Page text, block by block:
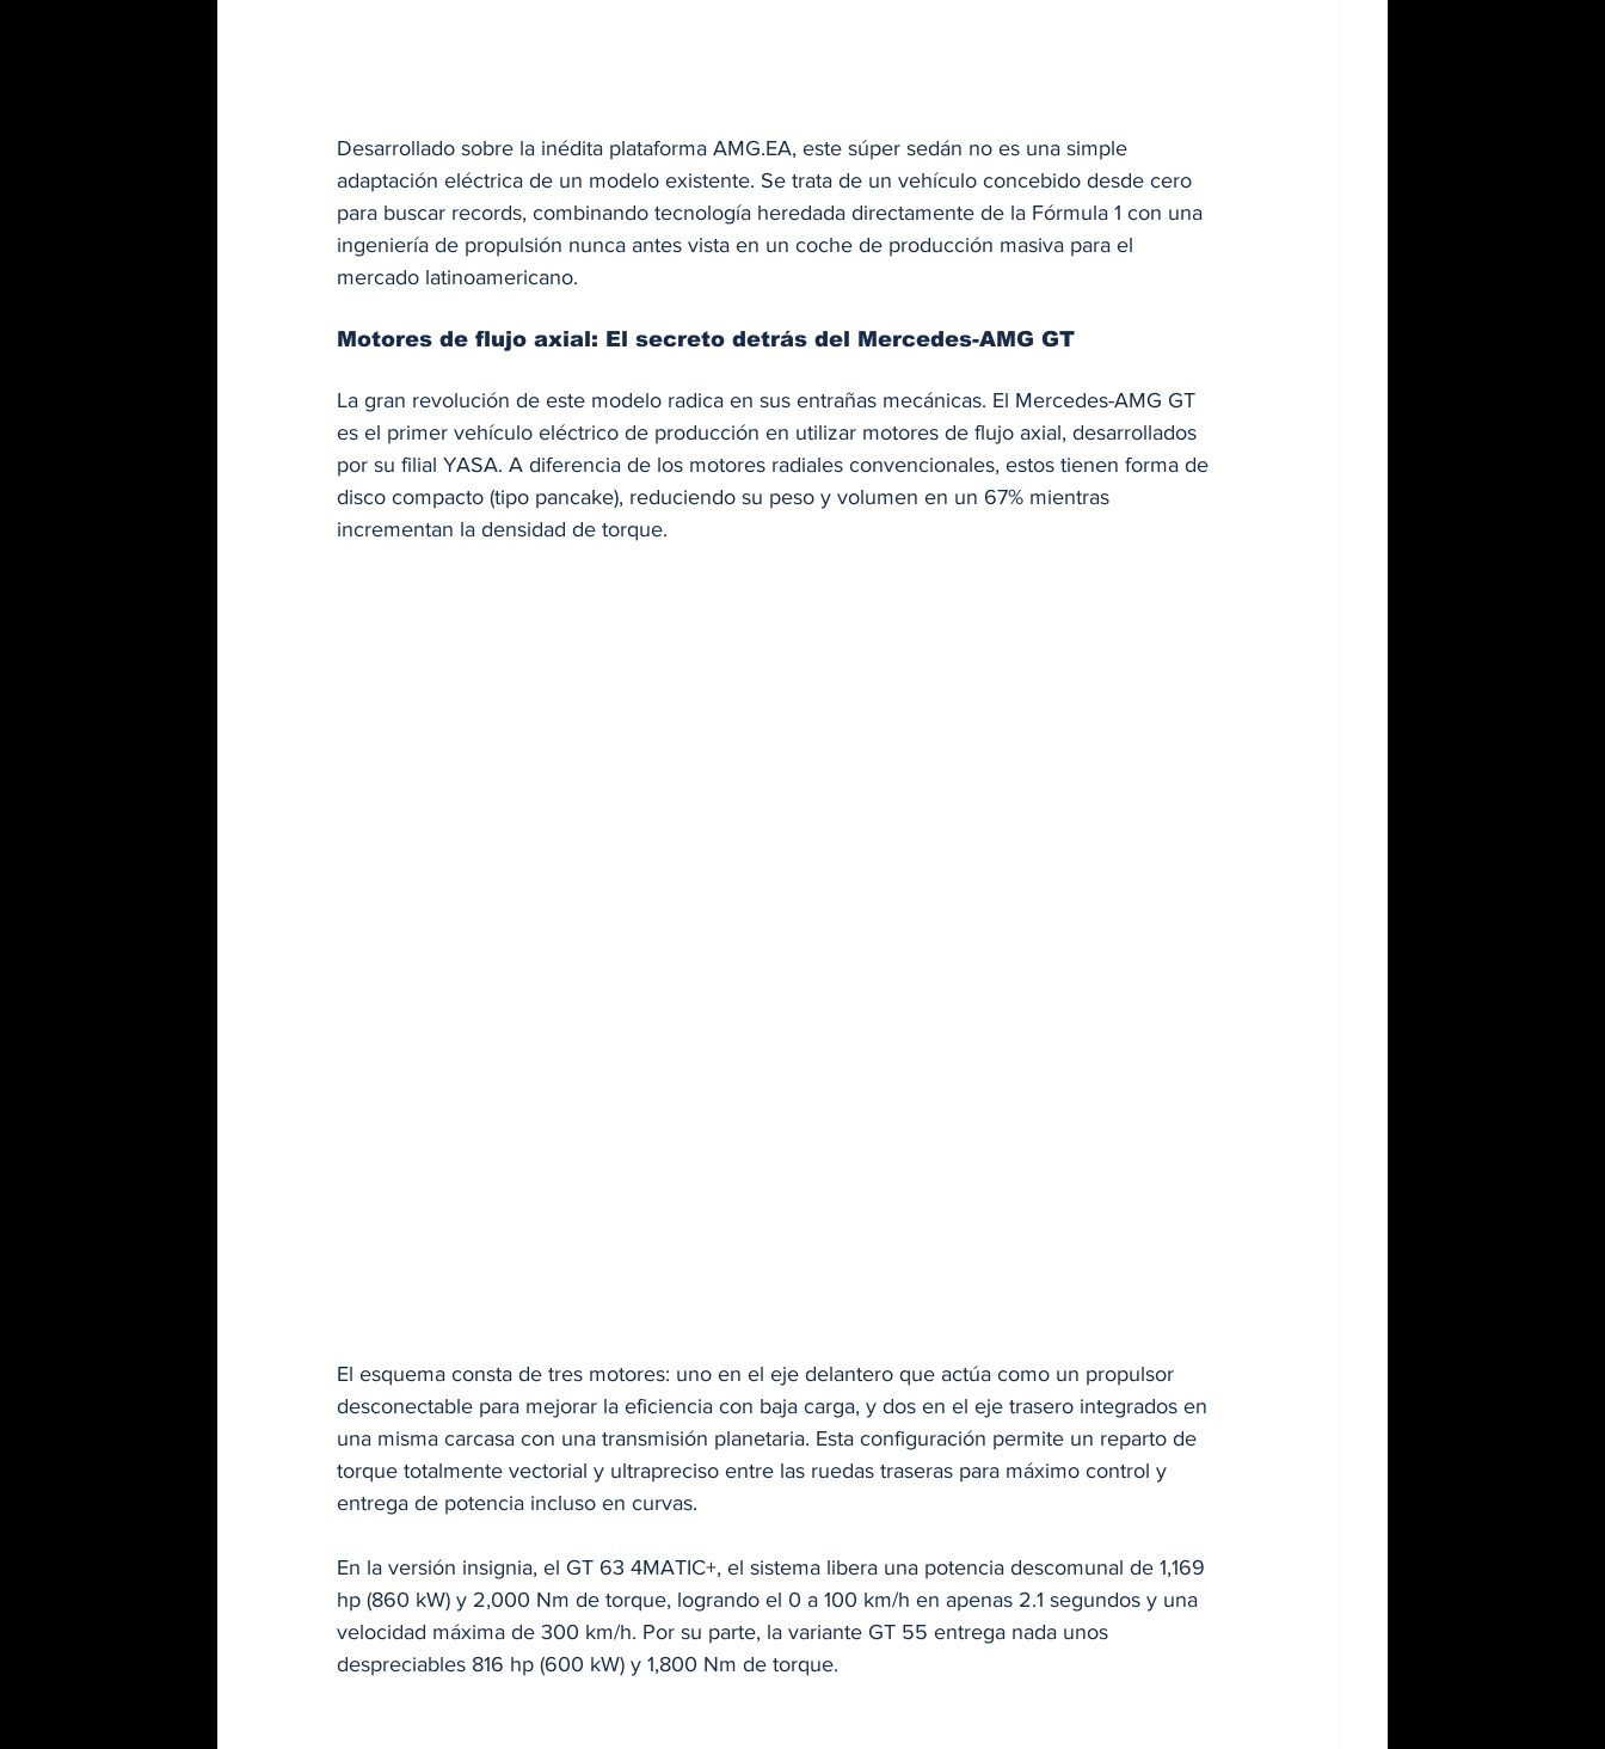
Desarrollado sobre la inédita plataforma AMG.EA, este súper sedán no es una simple
adaptación eléctrica de un modelo existente. Se trata de un vehículo concebido desde cero
para buscar records, combinando tecnología heredada directamente de la Fórmula 1 con una
ingeniería de propulsión nunca antes vista en un coche de producción masiva para el
mercado latinoamericano.
Motores de flujo axial: El secreto detrás del Mercedes-AMG GT
La gran revolución de este modelo radica en sus entrañas mecánicas. El Mercedes-AMG GT
es el primer vehículo eléctrico de producción en utilizar motores de flujo axial, desarrollados
por su filial YASA. A diferencia de los motores radiales convencionales, estos tienen forma de
disco compacto (tipo pancake), reduciendo su peso y volumen en un 67% mientras
incrementan la densidad de torque.
El esquema consta de tres motores: uno en el eje delantero que actúa como un propulsor
desconectable para mejorar la eficiencia con baja carga, y dos en el eje trasero integrados en
una misma carcasa con una transmisión planetaria. Esta configuración permite un reparto de
torque totalmente vectorial y ultrapreciso entre las ruedas traseras para máximo control y
entrega de potencia incluso en curvas.
En la versión insignia, el GT 63 4MATIC+, el sistema libera una potencia descomunal de 1,169
hp (860 kW) y 2,000 Nm de torque, logrando el 0 a 100 km/h en apenas 2.1 segundos y una
velocidad máxima de 300 km/h. Por su parte, la variante GT 55 entrega nada unos
despreciables 816 hp (600 kW) y 1,800 Nm de torque.